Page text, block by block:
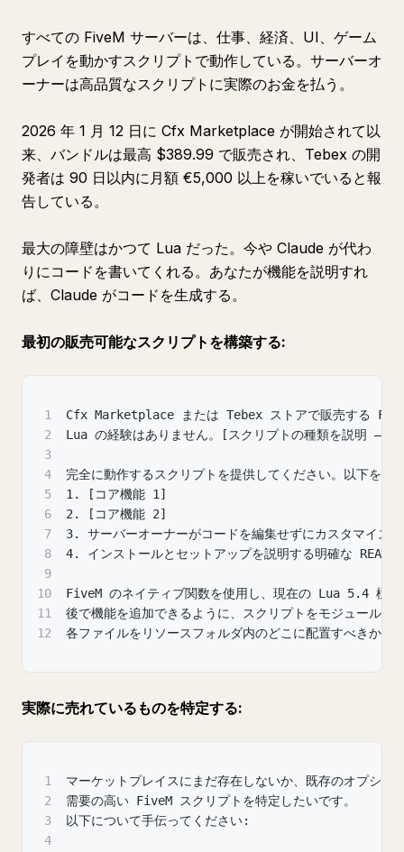
すべての FiveM サーバーは、仕事、経済、UI、ゲーム
プレイを動かすスクリプトで動作している。サーバーオ
ーナーは高品質なスクリプトに実際のお金を払う。
2026 年 1 月 12 日に Cfx Marketplace が開始されて以
来、バンドルは最高 $389.99 で販売され、Tebex の開
発者は 90 日以内に月額 €5,000 以上を稼いでいると報
告している。
最大の障壁はかつて Lua だった。今や Claude が代わ
りにコードを書いてくれる。あなたが機能を説明すれ
ば、Claude がコードを生成する。
最初の販売可能なスクリプトを構築する:
1
Cfx Marketplace または Tebex ストアで販売する
2
Lua の経験はありません。[スクリプトの種類を説明 —
3
4
完全に動作するスクリプトを提供してください。以下を含
5
1. [コア機能 1]
6
2. [コア機能 2]
7
3. サーバーオーナーがコードを編集せずにカスタマイズ
8
4. インストールとセットアップを説明する明確な README
9
10
FiveM のネイティブ関数を使用し、現在の Lua 5.4 標準
11
後で機能を追加できるように、スクリプトをモジュール式
12
各ファイルをリソースフォルダ内のどこに配置すべきかを
実際に売れているものを特定する:
1
マーケットプレイスにまだ存在しないか、既存のオプショ
2
需要の高い FiveM スクリプトを特定したいです。
3
以下について手伝ってください:
4